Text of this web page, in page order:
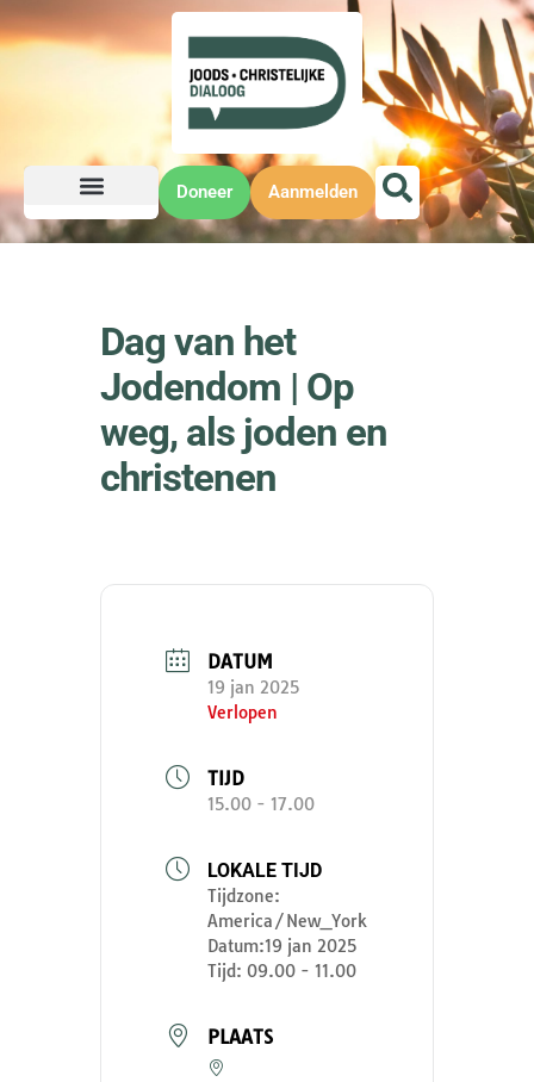
Doneer Aanmelden
Dag van het
Jodendom | Op
weg, als joden en
christenen
DATUM
19 jan 2025
Verlopen
TIJD
15.00 - 17.00
LOKALE TIJD
Tijdzone:
America/New_York
Datum:19 jan 2025
Tijd: 09.00 - 11.00
PLAATS